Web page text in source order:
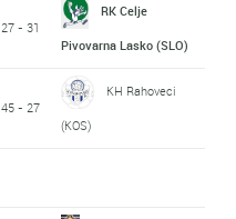
27 - 31
RK Celje
Pivovarna Lasko (SLO)
45 - 27
KH Rahoveci
(KOS)